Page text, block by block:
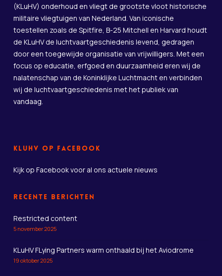
(KLuHV) onderhoud en vliegt de grootste vloot historische
militaire vliegtuigen van Nederland. Van iconische
toestellen zoals de Spitfire, B-25 Mitchell en Harvard houdt
de KLuHV de luchtvaartgeschiedenis levend, gedragen
door een toegewijde organisatie van vrijwilligers. Met een
focus op educatie, erfgoed en duurzaamheid eren wij de
nalatenschap van de Koninklijke Luchtmacht en verbinden
wij de luchtvaartgeschiedenis met het publiek van
vandaag.
KLuHV op Facebook
Kijk op Facebookvoor al ons actuele nieuws
Recente berichten
Restricted content
5 november 2025
KLuHV FLying Partners warm onthaald bij het Aviodrome
19 oktober 2025